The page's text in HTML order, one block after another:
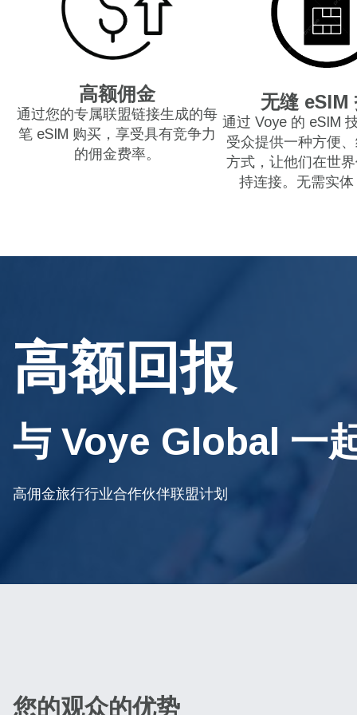
高额佣金
通过您的专属联盟链接生成的每
笔 eSIM 购买，享受具有竞争力
的佣金费率。
无缝 eSIM
通过 Voye 的 eSIM
受众提供一种方便
方式，让他们在世
持连接。无需实体
高额回报
与 Voye Global 一
高佣金旅行行业合作伙伴联盟计划
您的观众的优势